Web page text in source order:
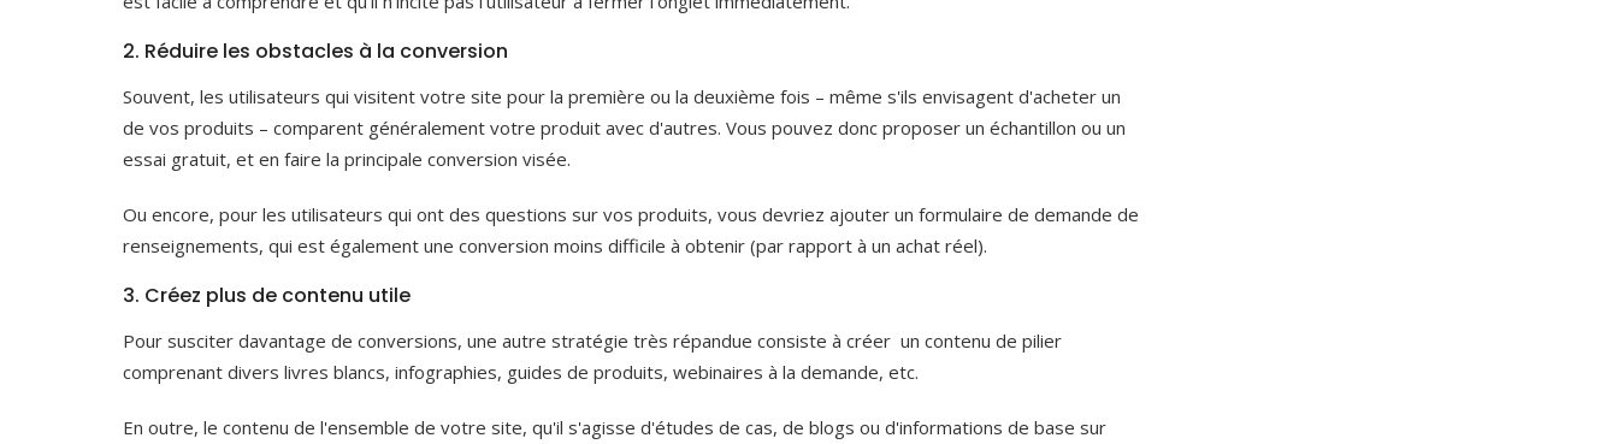
2. Réduire les obstacles à la conversion
Souvent, les utilisateurs qui visitent votre site pour la première ou la deuxième fois – même s'ils envisagent d'acheter un
de vos produits – comparent généralement votre produit avec d'autres. Vous pouvez donc proposer un échantillon ou un
essai gratuit, et en faire la principale conversion visée.
Ou encore, pour les utilisateurs qui ont des questions sur vos produits, vous devriez ajouter un formulaire de demande de
renseignements, qui est également une conversion moins difficile à obtenir (par rapport à un achat réel).
3. Créez plus de contenu utile
Pour susciter davantage de conversions, une autre stratégie très répandue consiste à créer un contenu de pilier
comprenant divers livres blancs, infographies, guides de produits, webinaires à la demande, etc.
En outre, le contenu de l'ensemble de votre site, qu'il s'agisse d'études de cas, de blogs ou d'informations de base sur